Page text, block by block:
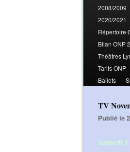
2008/2009
2020/2021
Répertoire
Bilan ONP
Théâtres
Tarifs ONP
Ballets
TV
Publié le
Samedi